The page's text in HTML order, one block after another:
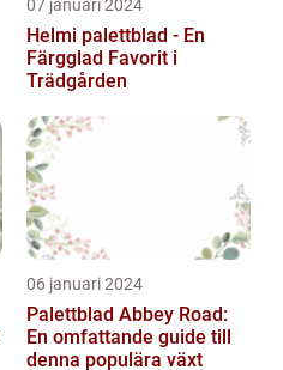
07 januari 2024
Helmi palettblad - En
Färgglad Favorit i
Trädgården
06 januari 2024
Palettblad Abbey Road:
En omfattande guide till
denna populära växt